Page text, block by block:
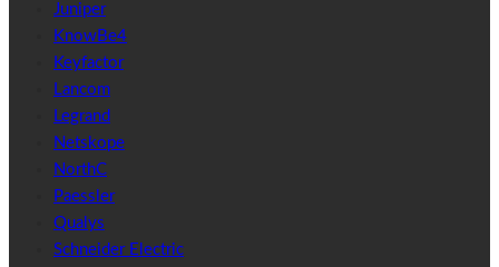
Juniper
KnowBe4
Keyfactor
Lancom
Legrand
Netskope
NorthC
Paessler
Qualys
Schneider Electric